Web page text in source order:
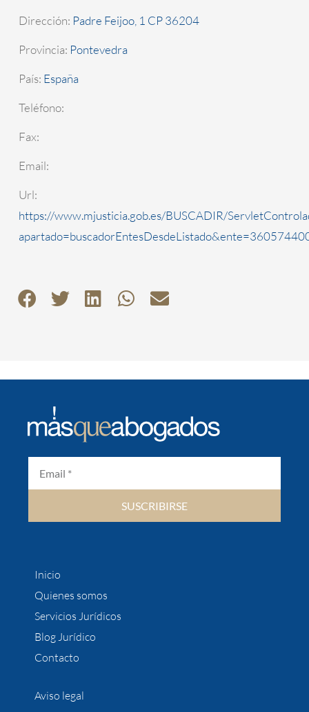
Dirección: Padre Feijoo, 1 CP 36204
Provincia: Pontevedra
País: España
Teléfono:
Fax:
Email:
Url:
https://www.mjusticia.gob.es/BUSCADIR/
SUSCRIBIRSE
Inicio
Quienes somos
Servicios Jurídicos
Blog Jurídico
Contacto
Aviso legal